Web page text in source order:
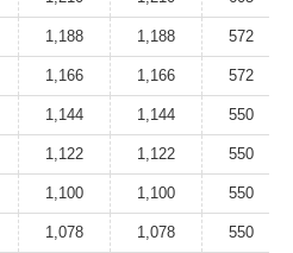
1,188 1,188 572
1,166 1,166 572
1,144 1,144 550
1,122 1,122 550
1,100 1,100 550
1,078 1,078 550